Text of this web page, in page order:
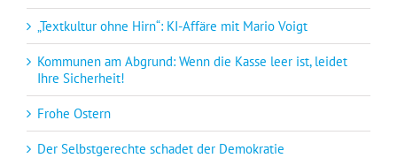
„Textkultur ohne Hirn“: KI-Affäre mit Mario Voigt
Kommunen am Abgrund: Wenn die Kasse leer ist, leidet
Ihre Sicherheit!
Frohe Ostern
Der Selbstgerechte schadet der Demokratie